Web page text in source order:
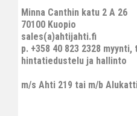
Minna Canthin katu 2 A 26
70100 Kuopio
sales(a)ahtijahti.fi
p. +358 40 823 2328
hintatiedustelu ja hallinto
m/s Ahti 219 tai m/b